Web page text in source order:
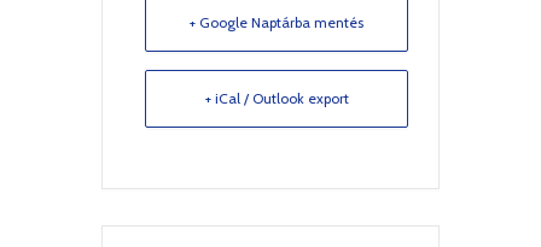
+ Google Naptárba mentés
+ iCal / Outlook export